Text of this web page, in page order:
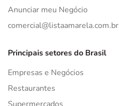
Anunciar meu Negócio
comercial@listaamarela.com.br
Principais setores do Brasil
Empresas e Negócios
Restaurantes